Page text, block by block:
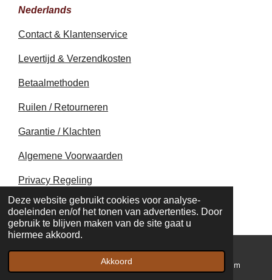
Deze website gebruikt cookies voor analyse-
doeleinden en/of het tonen van advertenties. Door
gebruik te blijven maken van de site gaat u
hiermee akkoord.
Akkoord
Nederlands
Contact & Klantenservice
Levertijd & Verzendkosten
Betaalmethoden
Ruilen / Retourneren
Garantie / Klachten
Algemene Voorwaarden
Privacy Regeling
© 2020 - 2026 earthapplecreations.com
Powered byJouwWeb
Kaart Instagram